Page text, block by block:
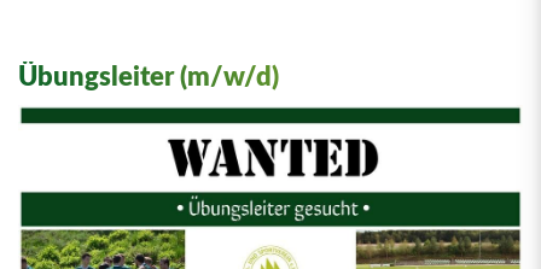
Übungsleiter (m/w/d)